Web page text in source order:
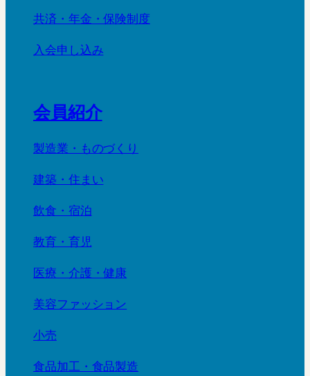
共済・年金・保険制度
入会申し込み
会員紹介
製造業・ものづくり
建築・住まい
飲食・宿泊
教育・育児
医療・介護・健康
美容ファッション
小売
食品加工・食品製造